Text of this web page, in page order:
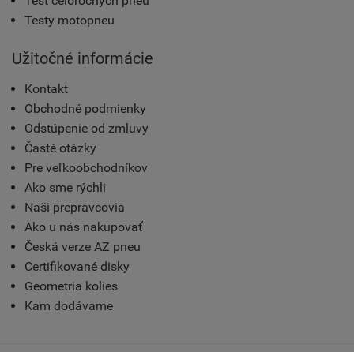
Testy motopneu
Užitočné informácie
Kontakt
Obchodné podmienky
Odstúpenie od zmluvy
Časté otázky
Pre veľkoobchodníkov
Ako sme rýchli
Naši prepravcovia
Ako u nás nakupovať
Česká verze AZ pneu
Certifikované disky
Geometria kolies
Kam dodávame